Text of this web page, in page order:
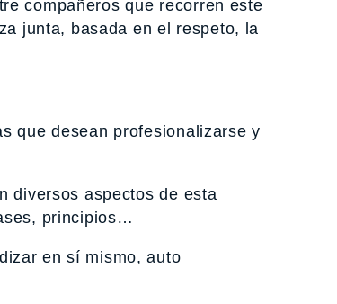
compañeros que recorren este
junta, basada en el respeto, la
que desean profesionalizarse y
diversos aspectos de esta
principios…
en sí mismo, auto